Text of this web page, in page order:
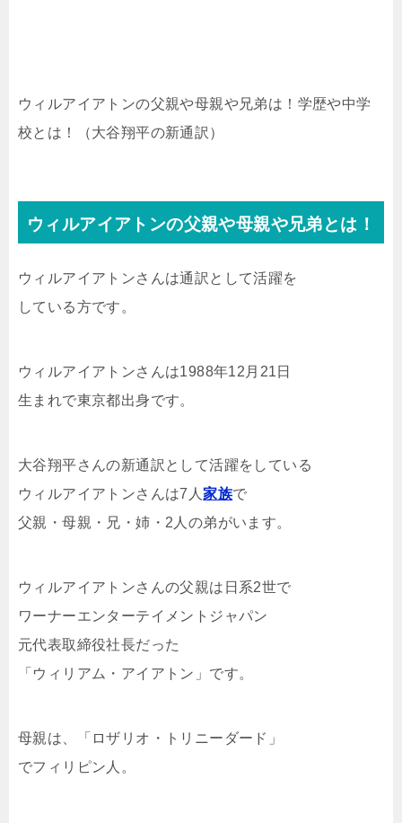
ウィルアイアトンの父親や母親や兄弟は！学歴や中学
校とは！（大谷翔平の新通訳）
ウィルアイアトンの父親や母親や兄弟とは！
ウィルアイアトンさんは通訳として活躍を
している方です。
ウィルアイアトンさんは1988年12月21日
生まれで東京都出身です。
大谷翔平さんの新通訳として活躍をしている
ウィルアイアトンさんは7人家族で
父親・母親・兄・姉・2人の弟がいます。
ウィルアイアトンさんの父親は日系2世で
ワーナーエンターテイメントジャパン
元代表取締役社長だった
「ウィリアム・アイアトン」です。
母親は、「ロザリオ・トリニーダード」
でフィリピン人。